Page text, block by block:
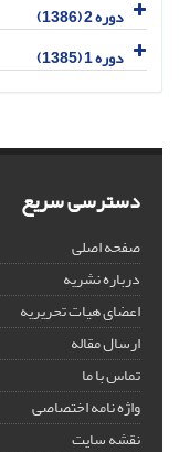
دوره 2 (1386)
دوره 1 (1385)
دسترسی سریع
صفحه اصلی
درباره نشریه
اعضای هیات تحریریه
ارسال مقاله
تماس با ما
واژه نامه اختصاصی
نقشه سایت